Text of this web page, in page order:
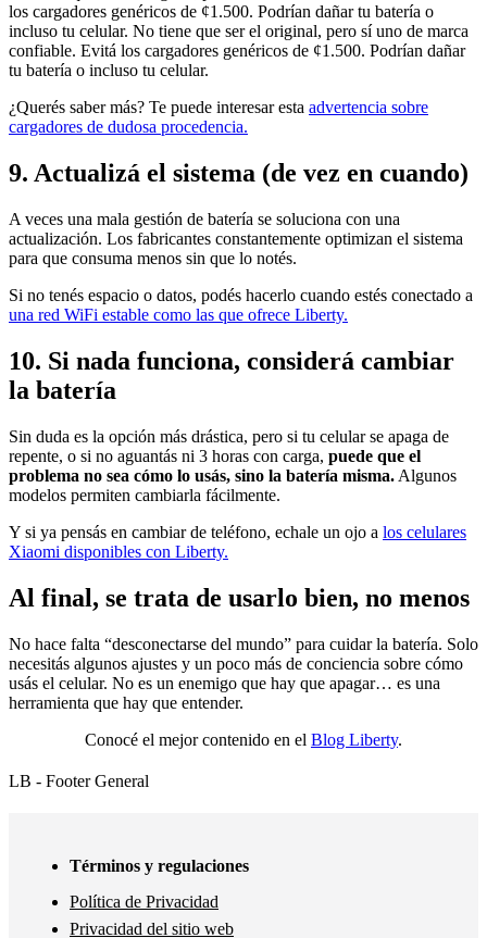
los cargadores genéricos de ¢1.500. Podrían dañar tu batería o
incluso tu celular. No tiene que ser el original, pero sí uno de marca
confiable. Evitá los cargadores genéricos de ¢1.500. Podrían dañar
tu batería o incluso tu celular.
¿Querés saber más? Te puede interesar esta advertencia sobre
cargadores de dudosa procedencia.
9. Actualizá el sistema (de vez en cuando)
A veces una mala gestión de batería se soluciona con una
actualización. Los fabricantes constantemente optimizan el sistema
para que consuma menos sin que lo notés.
Si no tenés espacio o datos, podés hacerlo cuando estés conectado a
una red WiFi estable como las que ofrece Liberty.
10. Si nada funciona, considerá cambiar
la batería
Sin duda es la opción más drástica, pero si tu celular se apaga de
repente, o si no aguantás ni 3 horas con carga, puede que el
problema no sea cómo lo usás, sino la batería misma. Algunos
modelos permiten cambiarla fácilmente.
Y si ya pensás en cambiar de teléfono, echale un ojo a los celulares
Xiaomi disponibles con Liberty.
Al final, se trata de usarlo bien, no menos
No hace falta “desconectarse del mundo” para cuidar la batería. Solo
necesitás algunos ajustes y un poco más de conciencia sobre cómo
usás el celular. No es un enemigo que hay que apagar… es una
herramienta que hay que entender.
Conocé el mejor contenido en el Blog Liberty.
LB - Footer General
Términos y regulaciones
Política de Privacidad
Privacidad del sitio web